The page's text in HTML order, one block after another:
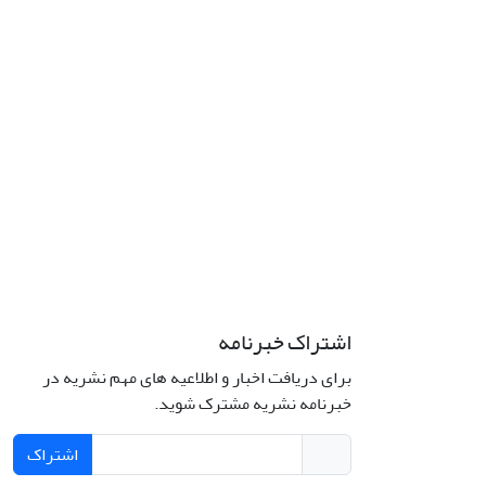
اشتراک خبرنامه
برای دریافت اخبار و اطلاعیه های مهم نشریه در
خبرنامه نشریه مشترک شوید.
اشتراک